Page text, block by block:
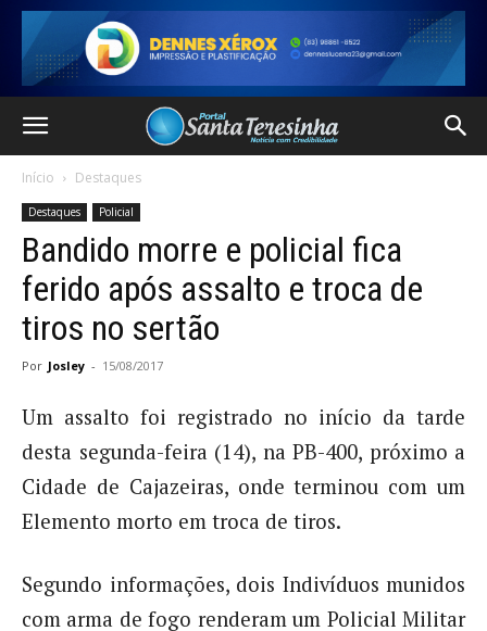
Início Destaques
Destaques Policial
Bandido morre e policial fica
ferido após assalto e troca de
tiros no sertão
Por Josley - 15/08/2017
Um assalto foi registrado no início da tarde
desta segunda-feira (14), na PB-400, próximo a
Cidade de Cajazeiras, onde terminou com um
Elemento morto em troca de tiros.
Segundo informações, dois Indivíduos munidos
com arma de fogo renderam um Policial Militar